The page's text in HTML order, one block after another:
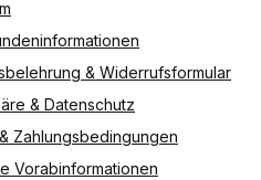
& Widerrufsformular
& Datenschutz
Zahlungsbedingungen
Vorabinformationen